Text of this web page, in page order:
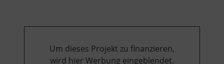
Um dieses Projekt zu finanzieren,
wird hier Werbung eingeblendet.